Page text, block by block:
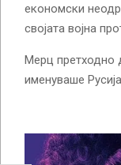
економски
својата војна
Мерц претходно
именуваше